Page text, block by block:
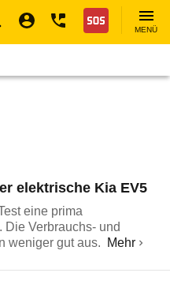
Nothilfe
MENÜ
elektrische Kia EV5
eine prima
Die Verbrauchs- und
weniger gut aus.
Mehr